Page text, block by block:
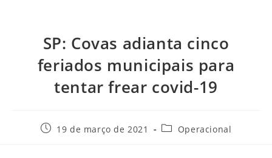
SP: Covas adianta cinco
feriados municipais para
tentar frear covid-19
19 de março de 2021 Operacional